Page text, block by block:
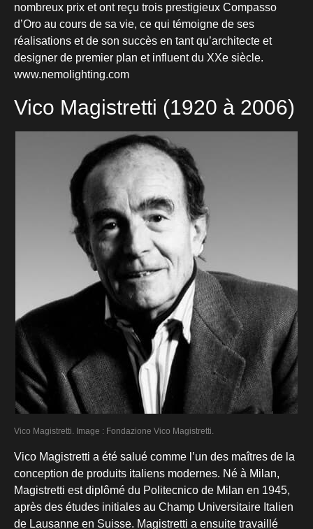
nombreux prix et ont reçu trois prestigieux Compasso
d’Oro au cours de sa vie, ce qui témoigne de ses
réalisations et de son succès en tant qu’architecte et
designer de premier plan et influent du XXe siècle.
www.nemolighting.com
Vico Magistretti (1920 à 2006)
Vico Magistretti. Image : Fondazione Vico Magistretti.
Vico Magistretti a été salué comme l’un des maîtres de la
conception de produits italiens modernes. Né à Milan,
Magistretti est diplômé du Politecnico de Milan en 1945,
après des études initiales au Champ Universitaire Italien
de Lausanne en Suisse. Magistretti a ensuite travaillé